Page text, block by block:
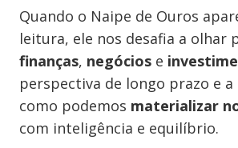
Quando o Naipe de Ouros
leitura, ele nos desafia a olhar
finanças, negócios e
perspectiva de longo prazo e
como podemos materializar
com inteligência e equilíbrio.